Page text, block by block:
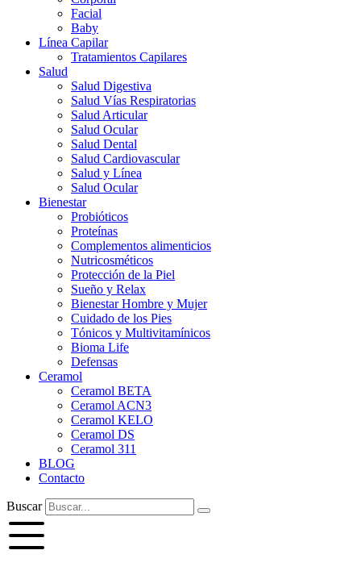
Facial
Baby
Línea Capilar
Tratamientos Capilares
Salud
Salud Digestiva
Salud Vías Respiratorias
Salud Articular
Salud Ocular
Salud Dental
Salud Cardiovascular
Salud y Línea
Salud Ocular
Bienestar
Probióticos
Proteínas
Complementos alimenticios
Nutricosméticos
Protección de la Piel
Sueño y Relax
Bienestar Hombre y Mujer
Cuidado de los Pies
Tónicos y Multivitamínicos
Bioma Life
Defensas
Ceramol
Ceramol BETA
Ceramol ACN3
Ceramol KELO
Ceramol DS
Ceramol 311
BLOG
Contacto
Buscar